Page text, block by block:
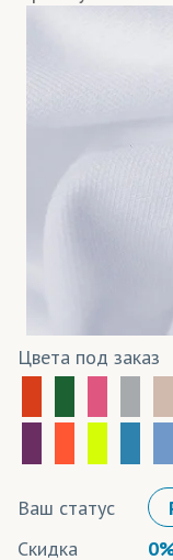
Цвета под заказ
Ваш статус
Скидка